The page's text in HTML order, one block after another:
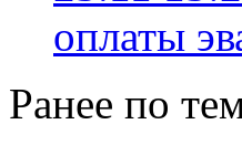
оплаты
Ранее по